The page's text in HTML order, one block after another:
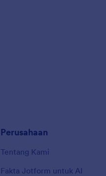
Perusahaan
Tentang Kami
Fakta Jotform untuk AI